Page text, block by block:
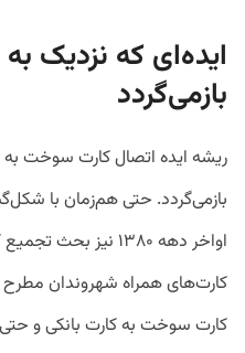
ایده‌ای که نزدیک
بازمی‌گردد
ریشه ایده اتصال کارت سوخت
بازمی‌گردد. حتی هم‌زمان با
اواخر دهه ۱۳۸۰
کارت‌های همراه شهروندان مطرح
کارت سوخت به کارت بانکی و